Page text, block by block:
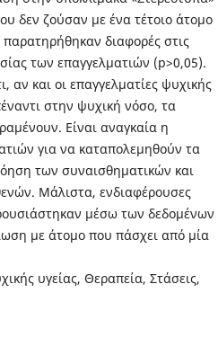
δεν ζούσαν με ένα τέτοιο άτομο
διαφορές στις
των επαγγελματιών (p>0,05).
αν και οι επαγγελματίες ψυχικής
στην ψυχική νόσο, τα
Είναι αναγκαία η
για να καταπολεμηθούν τα
των συναισθηματικών και
Μάλιστα, ενδιαφέρουσες
μέσω των δεδομένων
με άτομο που πάσχει από μία
υγείας, Θεραπεία, Στάσεις,